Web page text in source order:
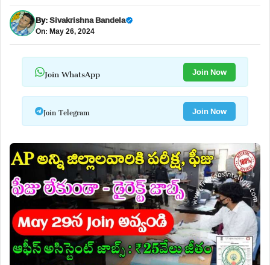
By:Sivakrishna Bandela
On: May 26, 2024
Join WhatsApp Join Now
Join Telegram Join Now